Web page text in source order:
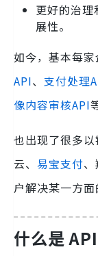
更好的治
展性。
如今，基本每
API、 支付处理
像内容审核API
也出现了很多以
云、 易宝支付
户解决某一方面
什么是 API